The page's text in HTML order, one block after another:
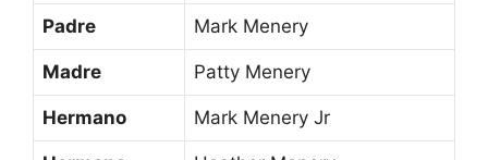
Padre Mark Menery
Madre Patty Menery
Hermano Mark Menery Jr